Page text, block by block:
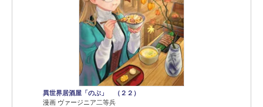
異世界居酒屋「のぶ」 （２２）
漫画 ヴァージニア二等兵